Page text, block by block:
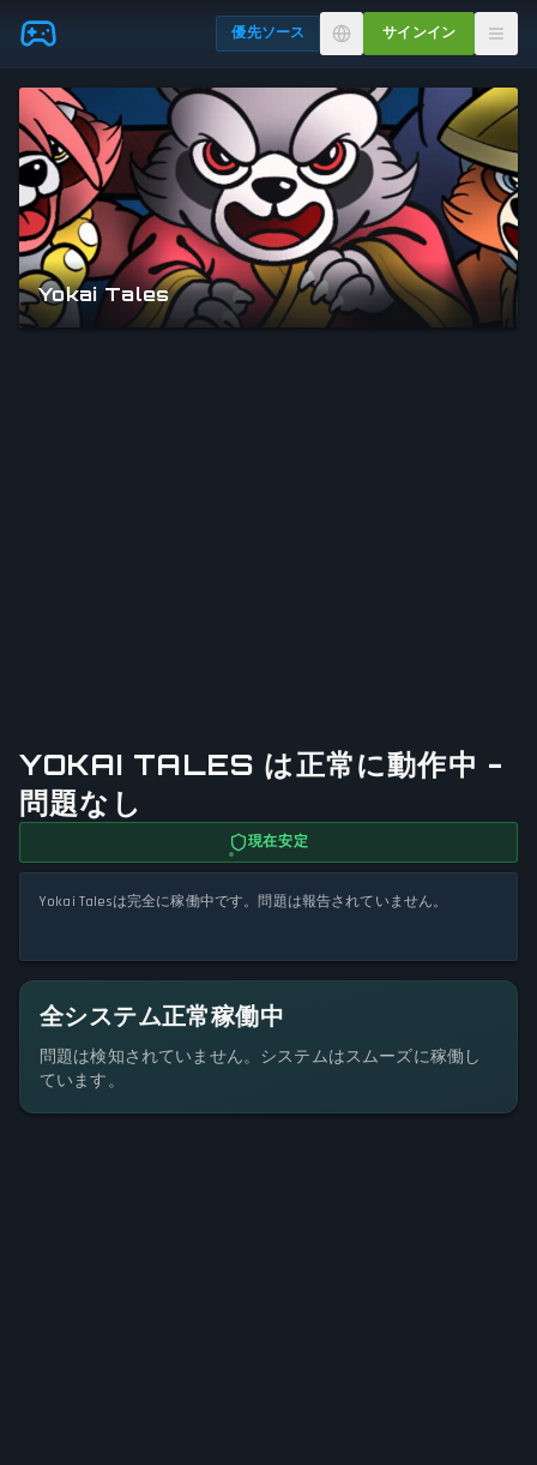
Skip to main content 優先ソース サインイン
YOKAI TALES は正常に動作中 -
問題なし
現在安定
Yokai Talesは完全に稼働中です。問題は報告されていません。
全システム正常稼働中
問題は検知されていません。システムはスムーズに稼働し
ています。
Yokai Tales